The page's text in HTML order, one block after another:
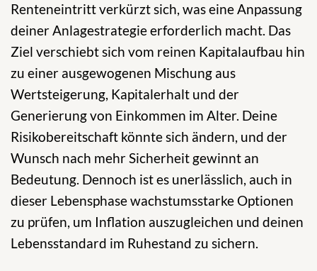
Renteneintritt verkürzt sich, was eine Anpassung
deiner Anlagestrategie erforderlich macht. Das
Ziel verschiebt sich vom reinen Kapitalaufbau hin
zu einer ausgewogenen Mischung aus
Wertsteigerung, Kapitalerhalt und der
Generierung von Einkommen im Alter. Deine
Risikobereitschaft könnte sich ändern, und der
Wunsch nach mehr Sicherheit gewinnt an
Bedeutung. Dennoch ist es unerlässlich, auch in
dieser Lebensphase wachstumsstarke Optionen
zu prüfen, um Inflation auszugleichen und deinen
Lebensstandard im Ruhestand zu sichern.